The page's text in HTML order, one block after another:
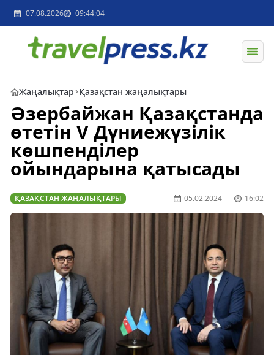
07.08.2026 09:44:04
Жаңалықтар Қазақстан жаңалықтары
Әзербайжан Қазақстанда
өтетін V Дүниежүзілік
көшпенділер
ойындарына қатысады
ҚАЗАҚСТАН ЖАҢАЛЫҚТАРЫ 05.02.2024 16:02